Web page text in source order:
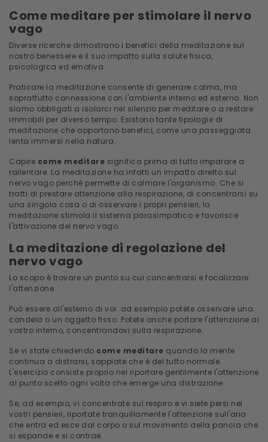
Come meditare per stimolare il nervo
vago
Diverse ricerche dimostrano i benefici della meditazione sul
nostro benessere e il suo impatto sulla salute fisica,
psicologica ed emotiva.
Praticare la meditazione consente di generare calma, ma
soprattutto connessione con l'ambiente interno ed esterno. Non
siamo obbligati a isolarci nel silenzio per meditare o a restare
immobili per diverso tempo. Esistono tante tipologie di
meditazione che apportano benefici, come una passeggiata
lenta immersi nella natura.
Capire come meditare significa prima di tutto imparare a
rallentare. La meditazione ha infatti un impatto diretto sul
nervo vago perché permette di calmare l'organismo. Che si
tratti di prestare attenzione alla respirazione, di concentrarsi su
una singola cosa o di osservare i propri pensieri, la
meditazione stimola il sistema parasimpatico e favorisce
l'attivazione del nervo vago.
La meditazione di regolazione del
nervo vago
Lo scopo è trovare un punto su cui concentrarsi e focalizzare
l'attenzione.
Può essere all'esterno di voi: ad esempio potete osservare una
candela o un oggetto fisso. Potete anche portare l'attenzione al
vostro interno, concentrandovi sulla respirazione.
Se vi state chiedendo come meditare quando la mente
continua a distrarsi, sappiate che è del tutto normale.
L'esercizio consiste proprio nel riportare gentilmente l'attenzione
al punto scelto ogni volta che emerge una distrazione.
Se, ad esempio, vi concentrate sul respiro e vi siete persi nei
vostri pensieri, riportate tranquillamente l'attenzione sull'aria
che entra ed esce dal corpo o sul movimento della pancia che
si espande e si contrae.